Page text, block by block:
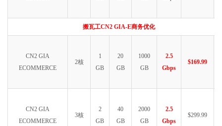
搬瓦工CN2 GIA-E商务优化
CN2 GIA
ECOMMERCE
2核
1
GB
20
GB
1000
GB
2.5
Gbps
$169.99
CN2 GIA
ECOMMERCE
3核
2
GB
40
GB
2000
GB
2.5
Gbps
$299.99